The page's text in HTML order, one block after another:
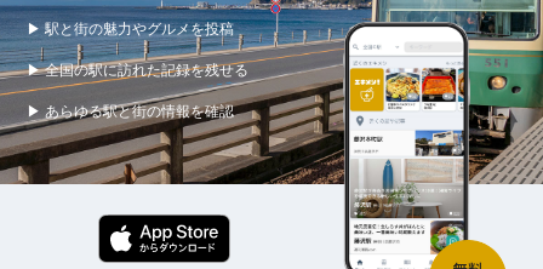
▶ 駅と街の魅力やグルメを投稿
▶ 全国の駅に訪れた記録を残せる
▶ あらゆる駅と街の情報を確認